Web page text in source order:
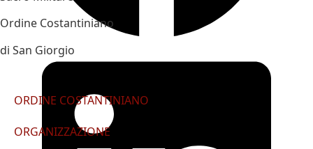
Ordine Costantiniano
di San Giorgio
ORDINE COSTANTINIANO
ORGANIZZAZIONE